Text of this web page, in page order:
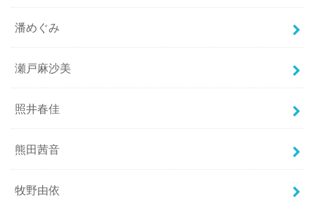
潘めぐみ
瀬戸麻沙美
照井春佳
熊田茜音
牧野由依